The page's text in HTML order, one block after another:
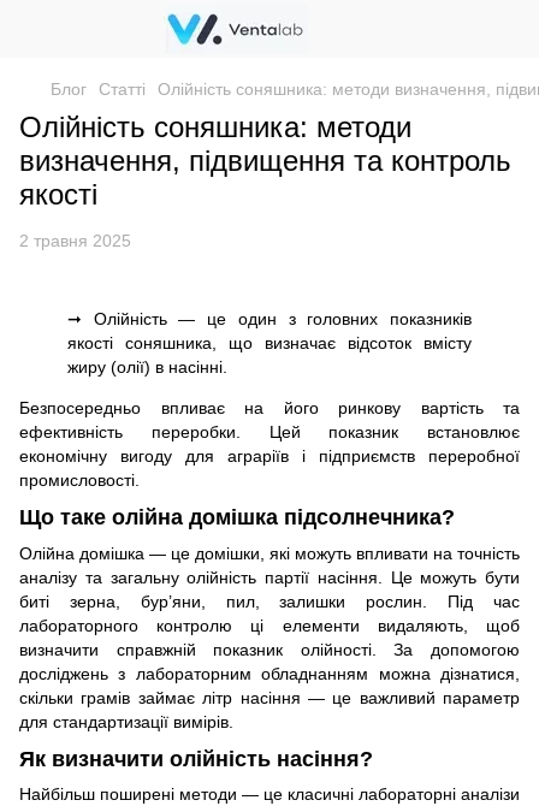
Блог Статті Олійність соняшника: методи визначення,
Олійність соняшника: методи
визначення, підвищення та контроль
якості
2 травня 2025
➞ Олійність — це один з головних показників
якості соняшника, що визначає відсоток вмісту
жиру (олії) в насінні.
Безпосередньо впливає на його ринкову вартість та
ефективність переробки. Цей показник встановлює
економічну вигоду для аграріїв і підприємств переробної
промисловості.
Що таке олійна домішка підсолнечника?
Олійна домішка — це домішки, які можуть впливати на точність
аналізу та загальну олійність партії насіння. Це можуть бути
биті зерна, бур’яни, пил, залишки рослин. Під час
лабораторного контролю ці елементи видаляють, щоб
визначити справжній показник олійності. За допомогою
досліджень з лабораторним обладнанням можна дізнатися,
скільки грамів займає літр насіння — це важливий параметр
для стандартизації вимірів.
Як визначити олійність насіння?
Найбільш поширені методи — це класичні лабораторні аналізи